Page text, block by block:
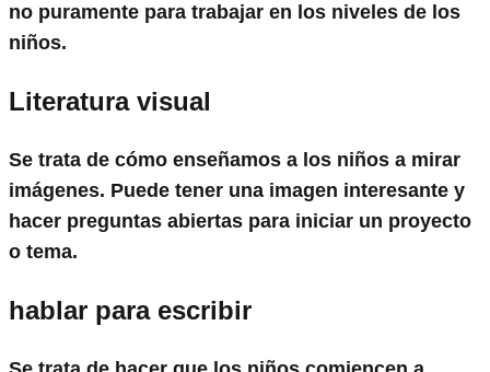
no puramente para trabajar en los niveles de los
niños.
Literatura visual
Se trata de cómo enseñamos a los niños a mirar
imágenes. Puede tener una imagen interesante y
hacer preguntas abiertas para iniciar un proyecto
o tema.
hablar para escribir